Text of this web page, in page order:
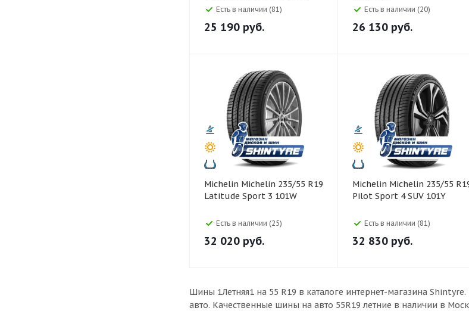
105W
Есть в наличии (81)
25 190 руб.
Есть в наличии (20)
26 130 руб.
Michelin Michelin 235/55 R19
Latitude Sport 3 101W
Есть в наличии (25)
32 020 руб.
Michelin Michelin 235/55 R19
Pilot Sport 4 SUV 101Y
Есть в наличии (81)
32 830 руб.
Шины 1Летняя1 на 55 R19 в каталоге интернет-магазина
авто. Качественные шины на авто 55R19 летние в наличии в